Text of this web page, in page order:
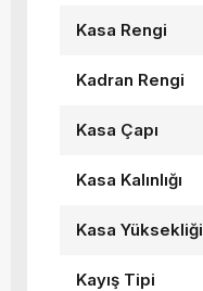
Kasa Rengi
Kadran Rengi
Kasa Çapı
Kasa Kalınlığı
Kasa Yüksekliği
Kayış Tipi